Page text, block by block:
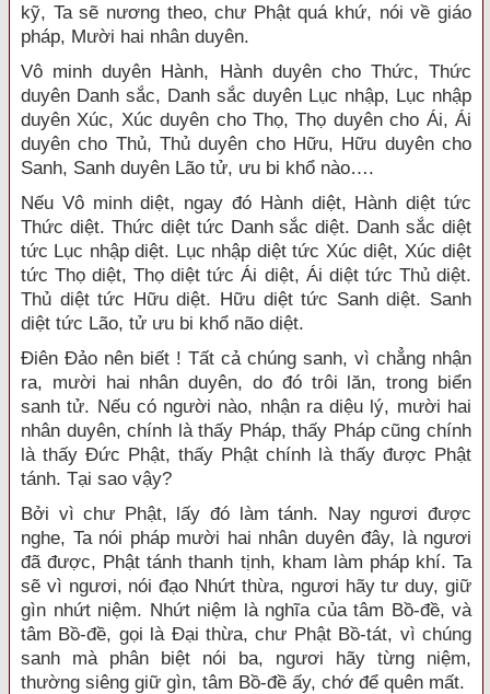
kỹ, Ta sẽ nương theo, chư Phật quá khứ, nói về giáo
pháp, Mười hai nhân duyên.
Vô minh duyên Hành, Hành duyên cho Thức, Thức
duyên Danh sắc, Danh sắc duyên Lục nhập, Lục nhập
duyên Xúc, Xúc duyên cho Thọ, Thọ duyên cho Ái, Ái
duyên cho Thủ, Thủ duyên cho Hữu, Hữu duyên cho
Sanh, Sanh duyên Lão tử, ưu bi khổ nào….
Nếu Vô minh diệt, ngay đó Hành diệt, Hành diệt tức
Thức diệt. Thức diệt tức Danh sắc diệt. Danh sắc diệt
tức Lục nhập diệt. Lục nhập diệt tức Xúc diệt, Xúc diệt
tức Thọ diệt, Thọ diệt tức Ái diệt, Ái diệt tức Thủ diệt.
Thủ diệt tức Hữu diệt. Hữu diệt tức Sanh diệt. Sanh
diệt tức Lão, tử ưu bi khổ não diệt.
Điên Đảo nên biết ! Tất cả chúng sanh, vì chẳng nhận
ra, mười hai nhân duyên, do đó trôi lăn, trong biển
sanh tử. Nếu có người nào, nhận ra diệu lý, mười hai
nhân duyên, chính là thấy Pháp, thấy Pháp cũng chính
là thấy Đức Phật, thấy Phật chính là thấy được Phật
tánh. Tại sao vậy?
Bởi vì chư Phật, lấy đó làm tánh. Nay ngươi được
nghe, Ta nói pháp mười hai nhân duyên đây, là ngươi
đã được, Phật tánh thanh tịnh, kham làm pháp khí. Ta
sẽ vì ngươi, nói đạo Nhứt thừa, ngươi hãy tư duy, giữ
gìn nhứt niệm. Nhứt niệm là nghĩa của tâm Bồ-đề, và
tâm Bồ-đề, gọi là Đại thừa, chư Phật Bồ-tát, vì chúng
sanh mà phân biệt nói ba, ngươi hãy từng niệm,
thường siêng giữ gìn, tâm Bồ-đề ấy, chớ để quên mất.